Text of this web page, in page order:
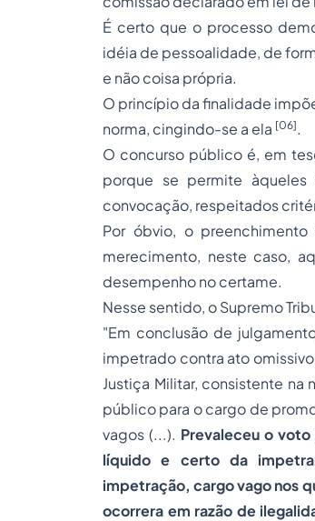
É certo que o processo
idéia de pessoalidade, de
e não coisa própria.
O princípio da finalidade
norma, cingindo-se a ela [06].
O concurso público é, em
porque se permite
convocação, respeitados
Por óbvio, o
merecimento, neste caso,
desempenho no certame.
Nesse sentido, o Supremo
"Em conclusão de
impetrado contra ato
Justiça Militar, consistente
público para o cargo de
vagos (...). Prevaleceu o
líquido e certo da
impetração, cargo vago nos
ocorrera em razão de